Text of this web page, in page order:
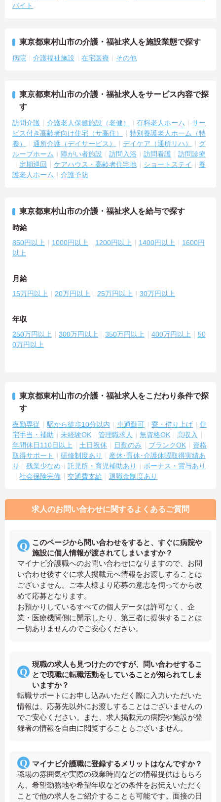
バイト
東京都東村山市の介護・福祉求人を施設業態で探す
病院 介護福祉施設 在宅医療 その他
東京都東村山市の介護・福祉求人をサービス内容で探
す
訪問介護 介護老人保健施設（老健） 有料老人ホーム
サー
ビス付き高齢者向け住宅（サ高住）
特別養護老人ホーム（特
養）
通所介護（デイサービス） デイケア（通所リハ）
グ
ループホーム
障がい者施設 訪問入浴 訪問看護
訪問診療
定期巡回
ケアハウス・高齢者住宅地 ショートステイ
養
護老人ホーム
介護予防
東京都東村山市の介護・福祉求人を給与で探す
時給
850円以上 1000円以上 1200円以上 1400円以上
1600円
以上
月給
15万円以上 20万円以上 25万円以上 30万円以上
年収
250万円以上 300万円以上 350万円以上 400万円以上
50
0万円以上
東京都東村山市の介護・福祉求人をこだわり条件で探
す
夜勤専従 駅から徒歩10分以内 車通勤可 寮・借り上げ
住
宅手当・補助
未経験OK 管理職求人 無資格OK
高収入
年間休日110日以上
土日祝休 日勤のみ ブランクOK
資格
取得サポート
研修制度あり
産休･育休･介護休暇取得実績あ
り
残業少なめ 託児所・育児補助あり
ボーナス・賞与あり
社会保険完備
交通費支給 退職金制度あり
求人のお問い合わせに関するよくあるご質問
このページから問い合わせをすると、すぐに病院や
施設に個人情報が渡されてしまいますか？
マイナビ介護職へのお問い合わせになりますので、お問
い合わせ後すぐに求人掲載元へ情報をお渡しすることは
ございません。ご本人様より応募の意志を伺ってから改
めて応募となります。
お預かりしているすべての個人データは許可なく、企
業・医療機関側に開示したり、第三者に提供することは
一切ありませんのでご安心ください。
現職の求人も見つけたのですが、問い合わせするこ
とで現職に転職活動をしていることが知られてしま
いますか？
転職サポートにお申し込みいただく際に入力いただいた
情報は、応募先以外にお渡しすることはございませんの
でご安心ください。また、求人掲載元の病院や施設が登
録者の情報を自由に閲覧することもございません。
マイナビ介護職に登録するメリットはなんですか？
職場の雰囲気や実際の残業時間などの情報提供はもちろ
ん、希望勤務地や希望年収などの条件をお伝えいただく
ことで他の求人をご紹介することも可能です。面接の日